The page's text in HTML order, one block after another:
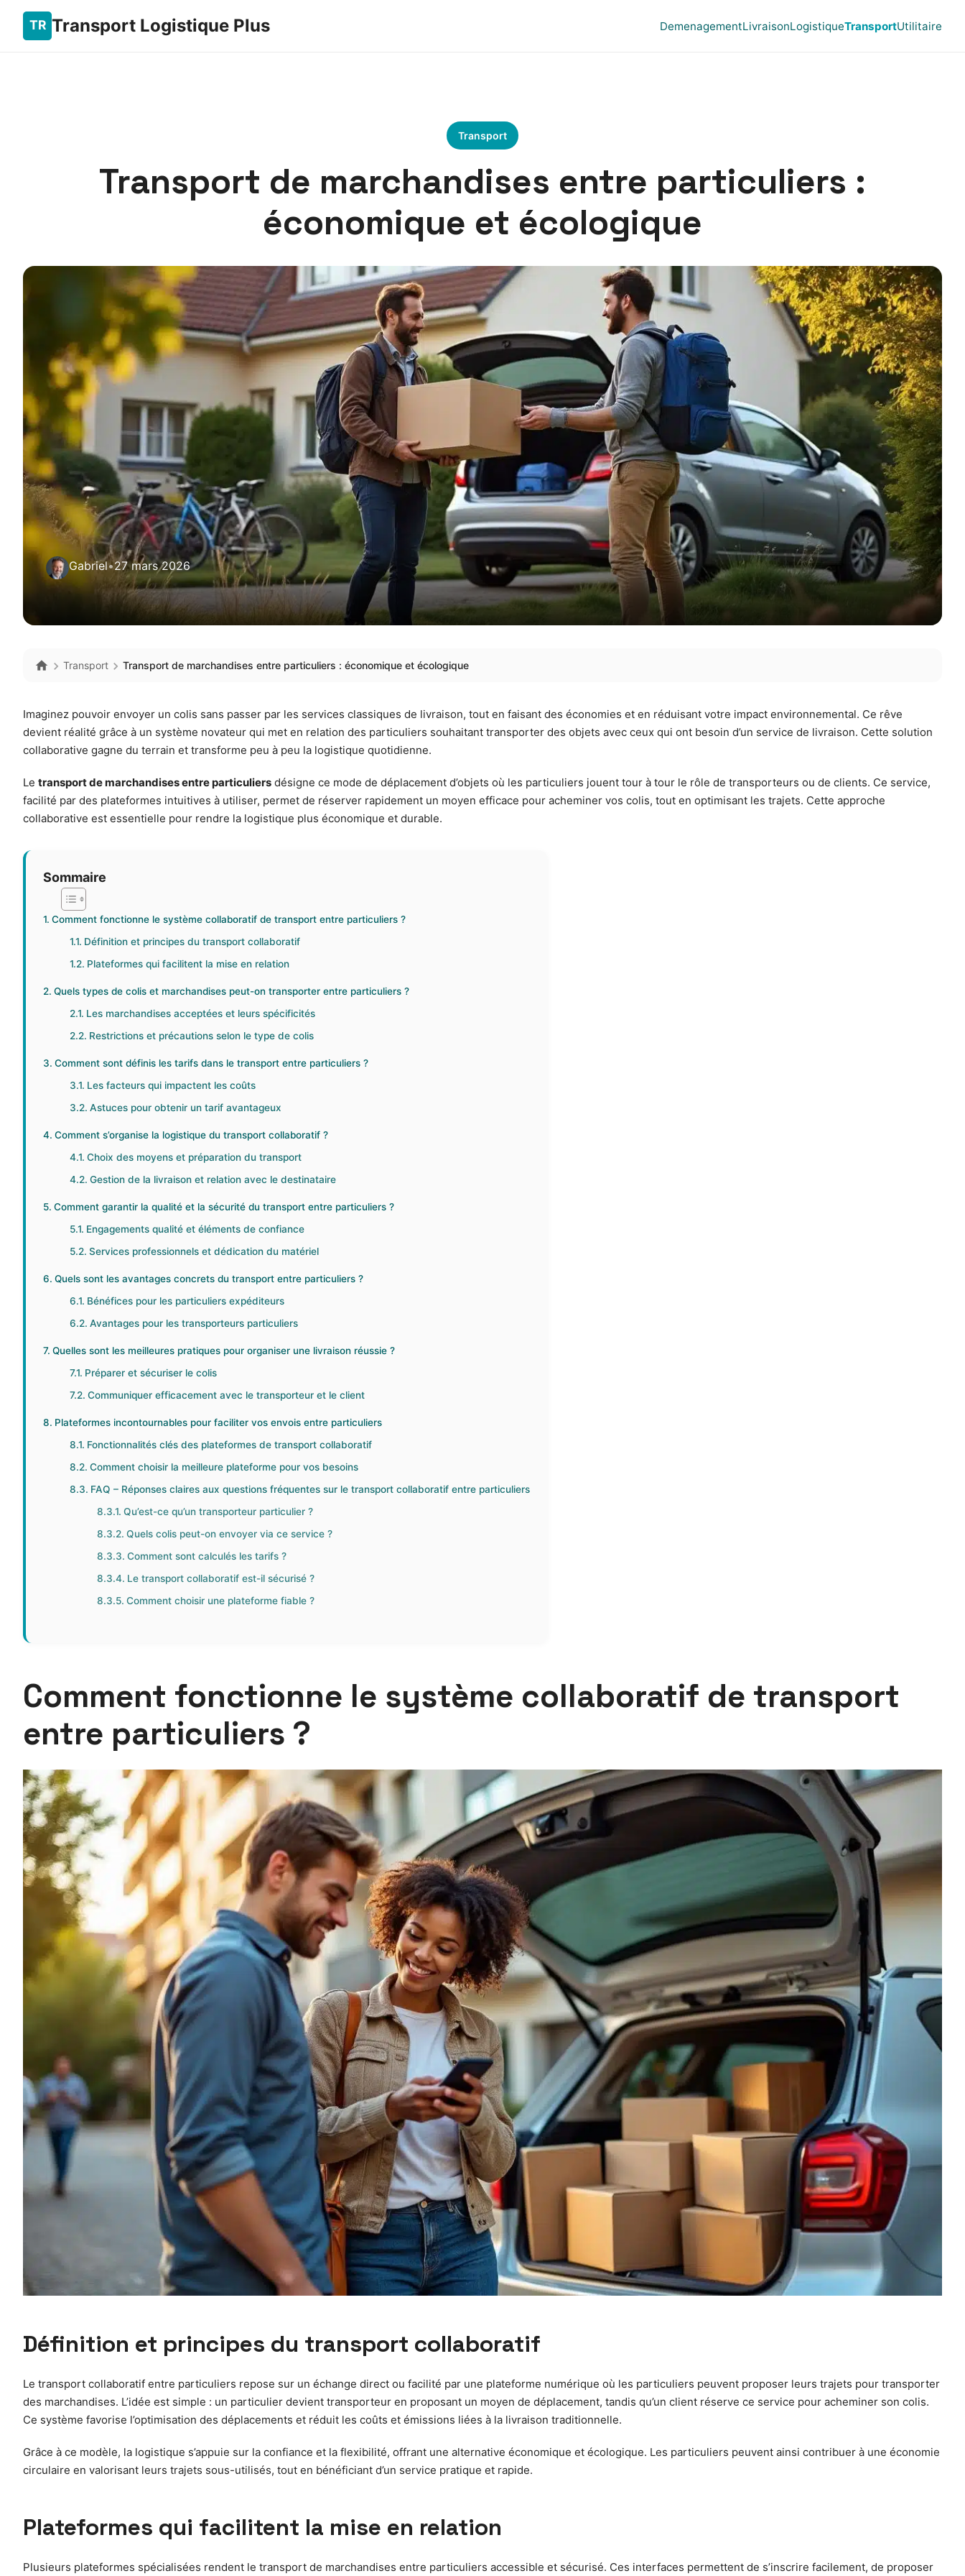
Transport Logistique Plus DemenagementLivraisonLogistiqueTransportUtilitaire
Transport
Transport de marchandises entre particuliers :
économique et écologique
Gabriel•27 mars 2026
Transport Transport de marchandises entre particuliers : économique et écologique
Imaginez pouvoir envoyer un colis sans passer par les services classiques de livraison, tout en faisant des économies et en réduisant votre impact environnemental. Ce rêve
devient réalité grâce à un système novateur qui met en relation des particuliers souhaitant transporter des objets avec ceux qui ont besoin d’un service de livraison. Cette solution
collaborative gagne du terrain et transforme peu à peu la logistique quotidienne.
Le transport de marchandises entre particuliers désigne ce mode de déplacement d’objets où les particuliers jouent tour à tour le rôle de transporteurs ou de clients. Ce service,
facilité par des plateformes intuitives à utiliser, permet de réserver rapidement un moyen efficace pour acheminer vos colis, tout en optimisant les trajets. Cette approche
collaborative est essentielle pour rendre la logistique plus économique et durable.
Sommaire
Comment fonctionne le système collaboratif de transport entre particuliers ?
Définition et principes du transport collaboratif
Plateformes qui facilitent la mise en relation
Quels types de colis et marchandises peut-on transporter entre particuliers ?
Les marchandises acceptées et leurs spécificités
Restrictions et précautions selon le type de colis
Comment sont définis les tarifs dans le transport entre particuliers ?
Les facteurs qui impactent les coûts
Astuces pour obtenir un tarif avantageux
Comment s’organise la logistique du transport collaboratif ?
Choix des moyens et préparation du transport
Gestion de la livraison et relation avec le destinataire
Comment garantir la qualité et la sécurité du transport entre particuliers ?
Engagements qualité et éléments de confiance
Services professionnels et dédication du matériel
Quels sont les avantages concrets du transport entre particuliers ?
Bénéfices pour les particuliers expéditeurs
Avantages pour les transporteurs particuliers
Quelles sont les meilleures pratiques pour organiser une livraison réussie ?
Préparer et sécuriser le colis
Communiquer efficacement avec le transporteur et le client
Plateformes incontournables pour faciliter vos envois entre particuliers
Fonctionnalités clés des plateformes de transport collaboratif
Comment choisir la meilleure plateforme pour vos besoins
FAQ – Réponses claires aux questions fréquentes sur le transport collaboratif entre particuliers
Qu’est-ce qu’un transporteur particulier ?
Quels colis peut-on envoyer via ce service ?
Comment sont calculés les tarifs ?
Le transport collaboratif est-il sécurisé ?
Comment choisir une plateforme fiable ?
Comment fonctionne le système collaboratif de transport
entre particuliers ?
Définition et principes du transport collaboratif
Le transport collaboratif entre particuliers repose sur un échange direct ou facilité par une plateforme numérique où les particuliers peuvent proposer leurs trajets pour transporter
des marchandises. L’idée est simple : un particulier devient transporteur en proposant un moyen de déplacement, tandis qu’un client réserve ce service pour acheminer son colis.
Ce système favorise l’optimisation des déplacements et réduit les coûts et émissions liées à la livraison traditionnelle.
Grâce à ce modèle, la logistique s’appuie sur la confiance et la flexibilité, offrant une alternative économique et écologique. Les particuliers peuvent ainsi contribuer à une économie
circulaire en valorisant leurs trajets sous-utilisés, tout en bénéficiant d’un service pratique et rapide.
Plateformes qui facilitent la mise en relation
Plusieurs plateformes spécialisées rendent le transport de marchandises entre particuliers accessible et sécurisé. Ces interfaces permettent de s’inscrire facilement, de proposer